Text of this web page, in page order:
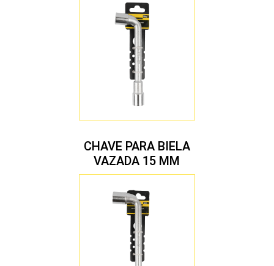
CHAVE PARA BIELA
VAZADA 15 MM